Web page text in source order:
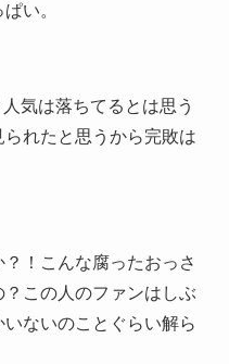
い。
気は落ちてるとは思う
れたと思うから完敗は
！こんな腐ったおっさ
この人のファンはしぶ
ないのことぐらい解ら